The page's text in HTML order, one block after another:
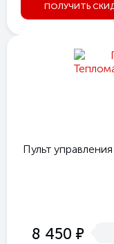
ПОЛУЧИТЬ
Пульт
8 450 е